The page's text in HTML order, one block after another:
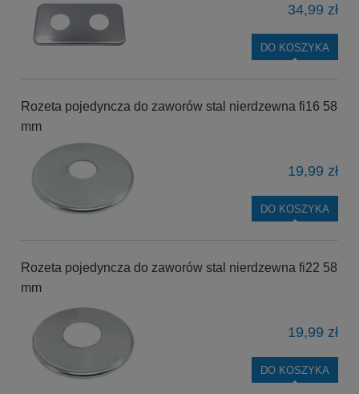
34,99 zł
DO KOSZYKA
Rozeta pojedyncza do zaworów stal nierdzewna fi16 58
mm
19,99 zł
DO KOSZYKA
Rozeta pojedyncza do zaworów stal nierdzewna fi22 58
mm
19,99 zł
DO KOSZYKA